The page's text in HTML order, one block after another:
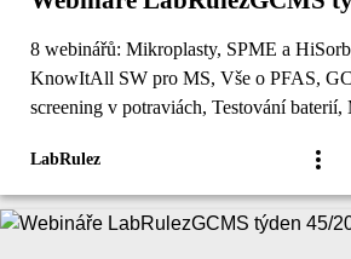
8 webinářů: Mikroplasty, SPME a
KnowItAll SW pro MS, Vše o PFAS,
screening v potraviách, Testování baterií,
LabRulez